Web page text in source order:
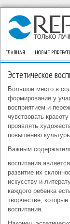
ГЛАВНАЯ НОВЫЕ
Эстетическое
Большое место в
формирование у
восприятием и
чувствовать
проявлять
повышению
Важным
воспитания
развитие их
искусству и
каждого ребенка
творчестве,
воспитания.